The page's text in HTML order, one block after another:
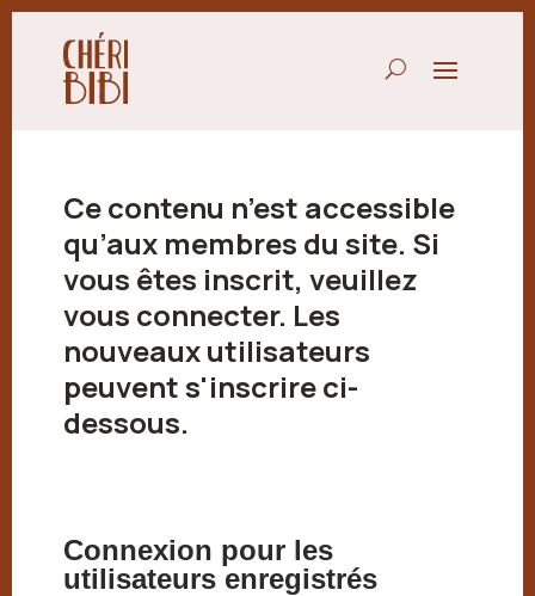
Ce contenu n’est accessible
qu’aux membres du site. Si
vous êtes inscrit, veuillez
vous connecter. Les
nouveaux utilisateurs
peuvent s'inscrire ci-
dessous.
Connexion pour les
utilisateurs enregistrés